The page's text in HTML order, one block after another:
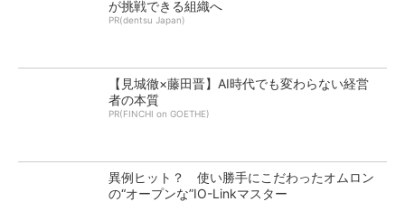
が挑戦できる組織へ
PR(dentsu Japan)
【見城徹×藤田晋】AI時代でも変わらない経営
者の本質
PR(FINCHI on GOETHE)
異例ヒット？ 使い勝手にこだわったオムロン
の“オープンな”IO-Linkマスター